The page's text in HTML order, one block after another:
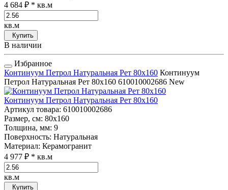
4 684 ₽ * кв.м
кв.м
Купить
В наличии
Избранное
Континуум Петрол Натуральная Рет 80x160 Континуум
Петрол Натуральная Рет 80x160 610010002686 New
Континуум Петрол Натуральная Рет 80x160
Артикул товара: 610010002686
Размер, см: 80x160
Толщина, мм: 9
Поверхность: Натуральная
Материал: Керамогранит
4 977 ₽ * кв.м
кв.м
Купить